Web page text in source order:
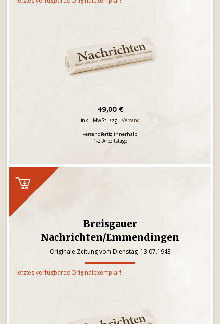
49,00 €
inkl. MwSt. zzgl. Versand
versandfertig innerhalb
1-2 Arbeitstage
Breisgauer
Nachrichten/Emmendingen
Originale Zeitung vom Dienstag, 13.07.1943
letztes verfügbares Originalexemplar!